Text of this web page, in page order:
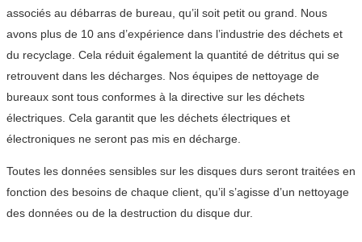
associés au débarras de bureau, qu’il soit petit ou grand. Nous
avons plus de 10 ans d’expérience dans l’industrie des déchets et
du recyclage. Cela réduit également la quantité de détritus qui se
retrouvent dans les décharges. Nos équipes de nettoyage de
bureaux sont tous conformes à la directive sur les déchets
électriques. Cela garantit que les déchets électriques et
électroniques ne seront pas mis en décharge.
Toutes les données sensibles sur les disques durs seront traitées en
fonction des besoins de chaque client, qu’il s’agisse d’un nettoyage
des données ou de la destruction du disque dur.